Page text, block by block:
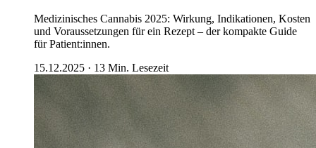
Medizinisches Cannabis 2025: Wirkung, Indikationen, Kosten
und Voraussetzungen für ein Rezept – der kompakte Guide
für Patient:innen.
15.12.2025 · 13 Min. Lesezeit